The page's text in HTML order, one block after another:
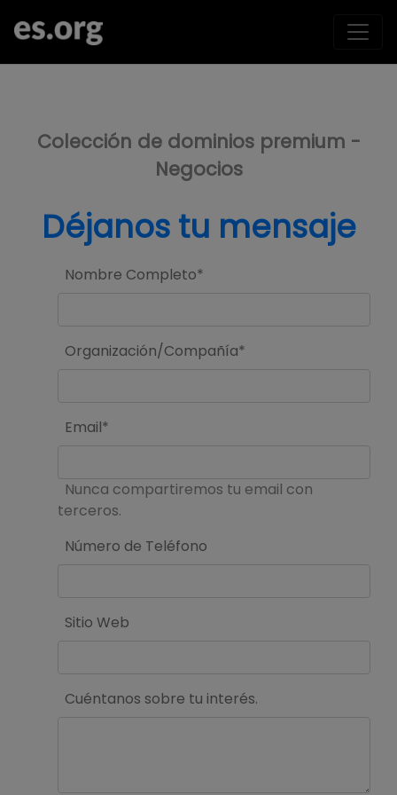
Colección de dominios premium -
Negocios
Déjanos tu mensaje
Nombre Completo*
Organización/Compañía*
Email*
Nunca compartiremos tu email con
terceros.
Número de Teléfono
Sitio Web
Cuéntanos sobre tu interés.